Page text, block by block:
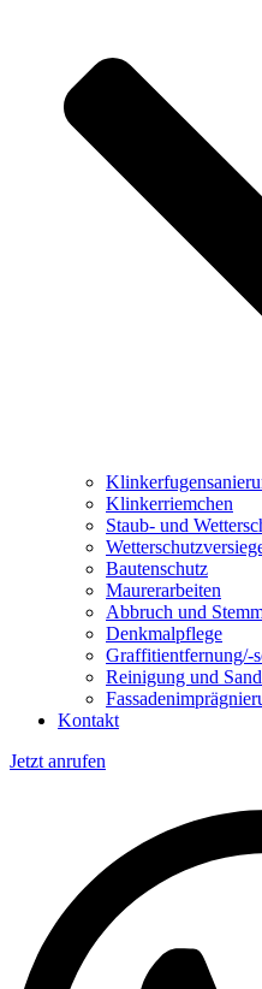
Klinkerriemchen
Staub- und
Bautenschutz
Maurerarbeiten
Abbruch und
Denkmalpflege
Graffitientfernung/-
Reinigung und
Kontakt
Jetzt anrufen